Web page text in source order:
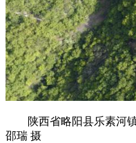
陕西省略阳县乐素河
邵瑞 摄